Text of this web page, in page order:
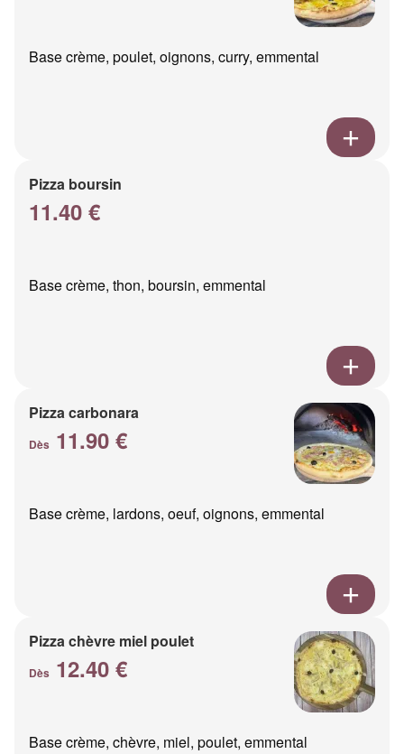
Base crème, poulet, oignons, curry, emmental
Pizza boursin
11.40 €
Base crème, thon, boursin, emmental
Pizza carbonara
Dès 11.90 €
Base crème, lardons, oeuf, oignons, emmental
Pizza chèvre miel poulet
Dès 12.40 €
Base crème, chèvre, miel, poulet, emmental